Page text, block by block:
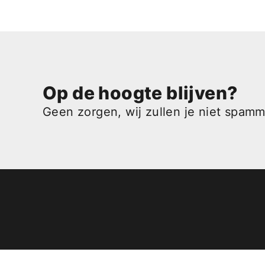
Op de hoogte blijven?
Geen zorgen, wij zullen je niet